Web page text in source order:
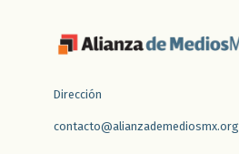
Dirección
contacto@alianzademediosmx.org